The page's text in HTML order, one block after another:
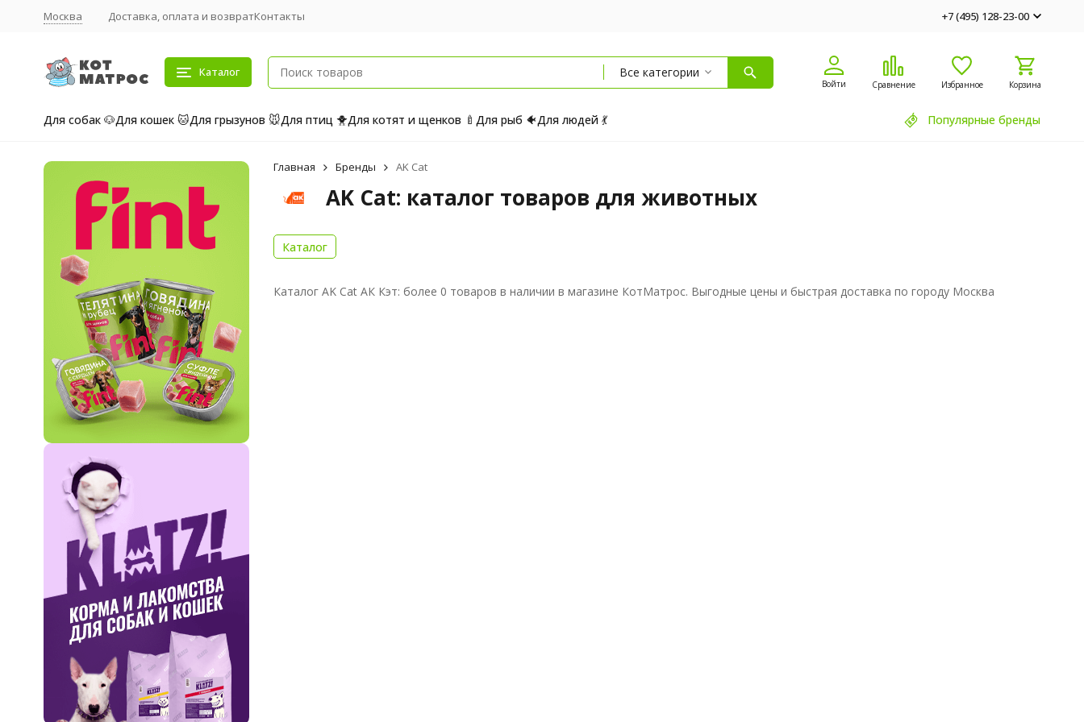
Москва Доставка, оплата и возвратКонтакты +7 (495) 128-23-00
Каталог Все категории
Войти Сравнение Избранное Корзина
Для собак 🐶Для кошек 🐱Для грызунов 🐭Для птиц 🐥Для котят и щенков 🍼 Для рыб 🐠Для людей 💃 Популярные бренды
Главная Бренды AK Cat
AK Cat: каталог товаров для животных
Каталог
Каталог AK Cat АК Кэт: более 0 товаров в наличии в магазине КотМатрос. Выгодные цены и быстрая доставка по городу Москва